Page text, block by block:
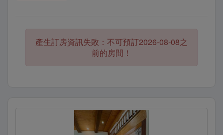
產生訂房資訊失敗：不可預訂2026-08-08之
前的房間！